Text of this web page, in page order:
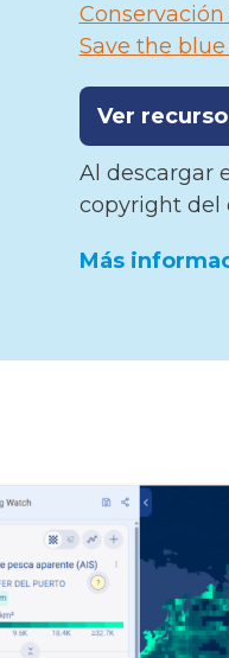
Save the
Ver recurso
Al descargar
copyright del
Más